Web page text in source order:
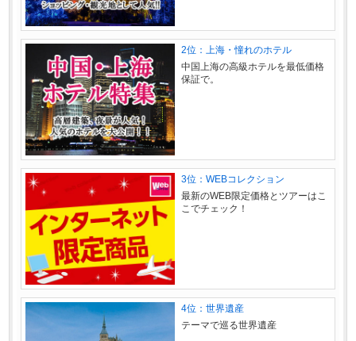
2位：上海・憧れのホテル
中国上海の高級ホテルを最低価格
保証で。
3位：WEBコレクション
最新のWEB限定価格とツアーはこ
こでチェック！
4位：世界遺産
テーマで巡る世界遺産